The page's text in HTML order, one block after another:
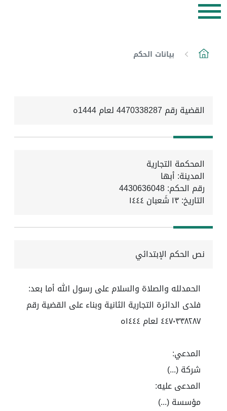
بيانات الحكم
القضية رقم 4470338287 لعام 1444ه
المحكمة التجارية
المدينة: أبها
رقم الحكم: 4430636048
التاريخ:١٣ شَعبان ١٤٤٤
نص الحكم الإبتدائي
الحمدلله والصلاة والسلام على رسول الله أما بعد:
فلدى الدائرة التجارية الثانية وبناء على القضية رقم
٤٤٧٠٣٣٨٢٨٧ لعام ١٤٤٤ه
المدعي:
شركة (...)
المدعى عليه:
مؤسسة (...)